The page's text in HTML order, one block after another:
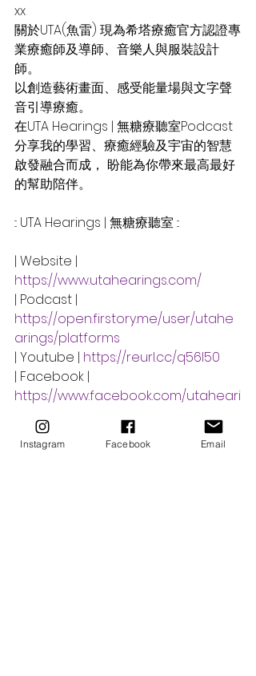
xx
關於UTA(魚雷) 現為希塔療癒官方認證專
業療癒師及導師、音樂人與服裝設計
師。
以創造藝術畫面、感受能量場與文字聲
音引導療癒。
在UTA Hearings | 無糖療聽室Podcast
分享我的學習、療癒經驗及宇宙的智慧
啟發融合而成， 盼能為你帶來最高最好
的幫助陪伴。
::: UTA Hearings | 無糖療聽室 :::
| Website |
https://www.utahearings.com/
| Podcast |
https://open.firstory.me/user/utahe
arings/platforms
| Youtube | https://reurl.cc/q56l50
| Facebook |
https://www.facebook.com/utaheari
| instagram |
https://www.instagram.com/utahear
Instagram Facebook Email